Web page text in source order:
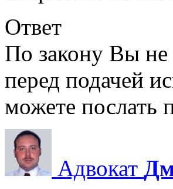
Ответ
По закону Вы не
перед подачей
можете послать
Адвокат